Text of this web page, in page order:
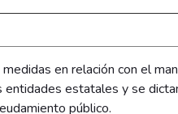
en relación con el
estatales y se
público.